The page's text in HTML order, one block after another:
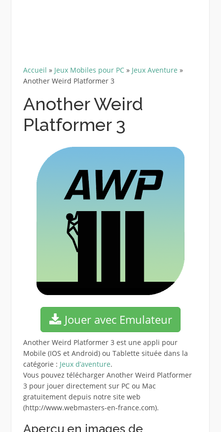
Accueil » Jeux Mobiles pour PC» Jeux Aventure »
Another Weird Platformer 3
Another Weird
Platformer 3
Jouer avec Emulateur
Another Weird Platformer 3 est une appli pour
Mobile (IOS et Android) ou Tablette située dans la
catégorie : Jeux d’aventure.
Vous pouvez télécharger Another Weird Platformer
3 pour jouer directement sur PC ou Mac
gratuitement depuis notre site web
(http://www.webmasters-en-france.com).
Aperçu en images de